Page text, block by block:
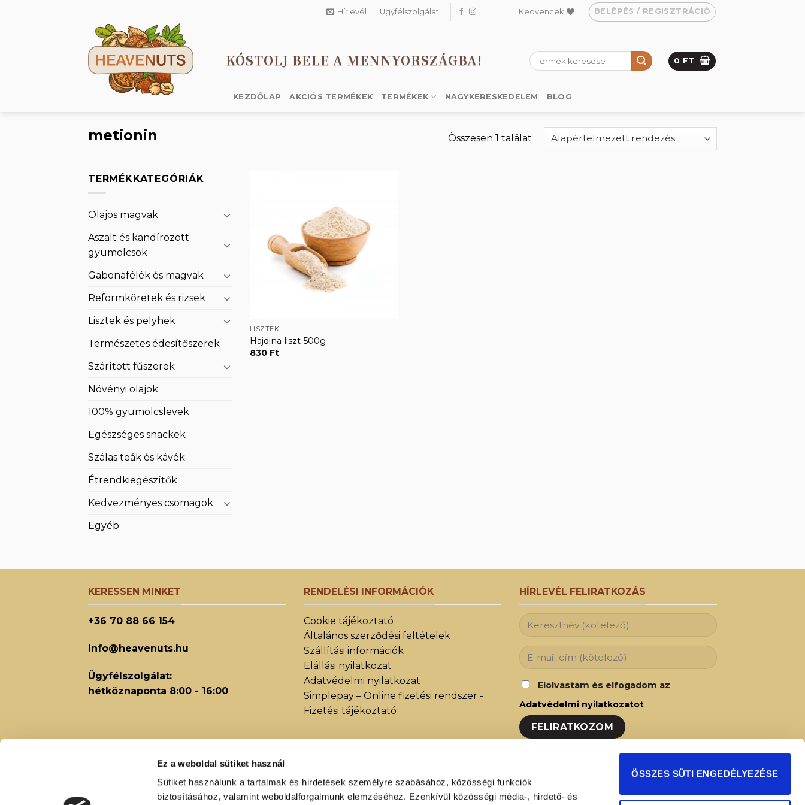
Ez a weboldal sütiket használ
Sütiket használunk a tartalmak és hirdetések személyre szabásához, közösségi funkciók
biztosításához, valamint weboldalforgalmunk elemzéséhez. Ezenkívül közösségi média-, hirdető- és
ÖSSZES SÜTI ENGEDÉLYEZÉSE
Hírlevél Ügyfélszolgálat Kedvencek BELÉPÉS / REGISZTRÁCIÓ
KÓSTOLJ BELE A MENNYORSZÁGBA!
Keresés
a
0 FT
KEZDŐLAP AKCIÓS TERMÉKEK TERMÉKEK NAGYKERESKEDELEM BLOG
metionin Összesen 1 találat
TERMÉKKATEGÓRIÁK
Olajos magvak
Aszalt és kandírozott
gyümölcsök
Gabonafélék és magvak
Reformköretek és rizsek
Lisztek és pelyhek
Természetes édesítőszerek
Szárított fűszerek
Növényi olajok
100% gyümölcslevek
Egészséges snackek
Szálas teák és kávék
Étrendkiegészítők
Kedvezményes csomagok
Egyéb
Kedvencekhez
LISZTEK
Hajdina liszt 500g
830 Ft
KERESSEN MINKET
+36 70 88 66 154
info@heavenuts.hu
Ügyfélszolgálat:
hétköznaponta 8:00 - 16:00
RENDELÉSI INFORMÁCIÓK
Cookie tájékoztató
Általános szerződési feltételek
Szállítási információk
Elállási nyilatkozat
Adatvédelmi nyilatkozat
Simplepay – Online fizetési rendszer -
Fizetési tájékoztató
HÍRLEVÉL FELIRATKOZÁS
Elolvastam és elfogadom az
Adatvédelmi nyilatkozatot
Iratkozzon fel hírlevelünkre és Ön is az elsők
között fog értesülni legújabb akcióinkról,
újdonságainkról!